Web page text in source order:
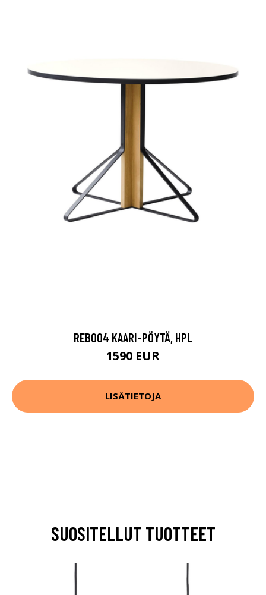
REB004 KAARI-PÖYTÄ, HPL
1590 EUR
LISÄTIETOJA
SUOSITELLUT TUOTTEET